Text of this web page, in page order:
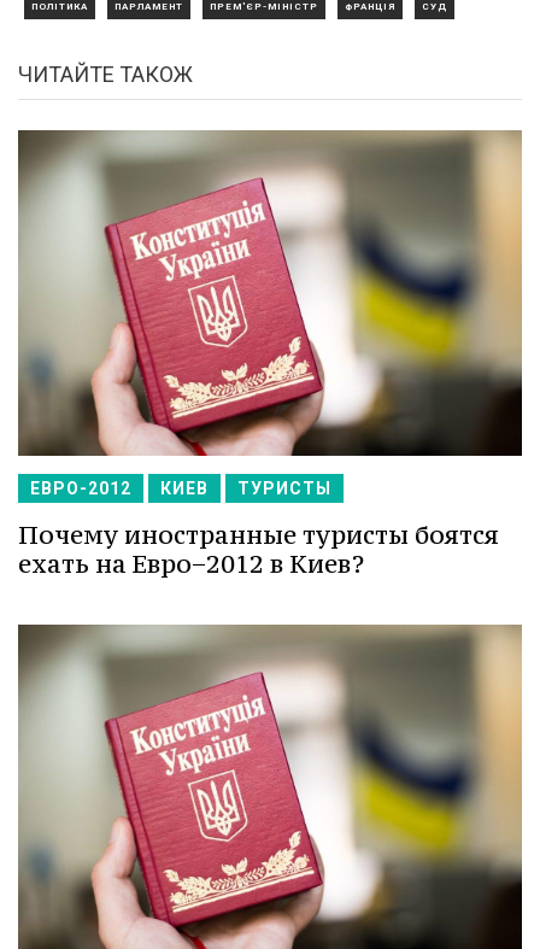
ПОЛІТИКА ПАРЛАМЕНТ ПРЕМ'ЄР-МІНІСТР ФРАНЦІЯ СУД
ЧИТАЙТЕ ТАКОЖ
ЕВРО-2012 КИЕВ ТУРИСТЫ
Почему иностранные туристы боятся
ехать на Евро−2012 в Киев?